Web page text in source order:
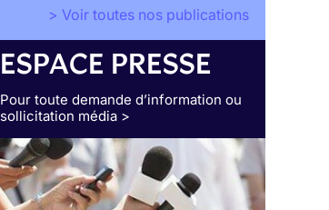
> Voir toutes nos publications
ESPACE PRESSE
Pour toute demande d’information ou
sollicitation média >